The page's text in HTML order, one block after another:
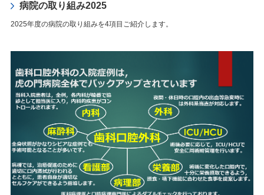
病院の取り組み2025
2025年度の病院の取り組みを4項目ご紹介します。